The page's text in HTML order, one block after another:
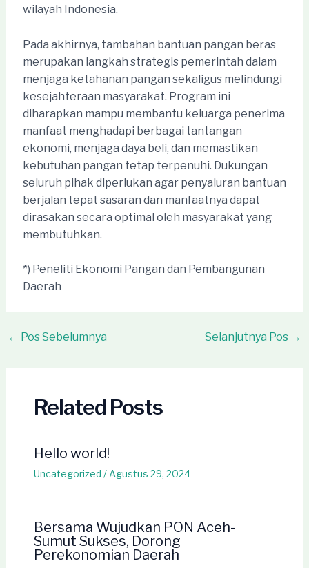
wilayah Indonesia.
Pada akhirnya, tambahan bantuan pangan beras
merupakan langkah strategis pemerintah dalam
menjaga ketahanan pangan sekaligus melindungi
kesejahteraan masyarakat. Program ini
diharapkan mampu membantu keluarga penerima
manfaat menghadapi berbagai tantangan
ekonomi, menjaga daya beli, dan memastikan
kebutuhan pangan tetap terpenuhi. Dukungan
seluruh pihak diperlukan agar penyaluran bantuan
berjalan tepat sasaran dan manfaatnya dapat
dirasakan secara optimal oleh masyarakat yang
membutuhkan.
*) Peneliti Ekonomi Pangan dan Pembangunan
Daerah
Post
← Pos Sebelumnya Selanjutnya Pos →
Related Posts
Hello world!
Uncategorized /Agustus 29, 2024
Bersama Wujudkan PON Aceh-
Sumut Sukses, Dorong
Perekonomian Daerah